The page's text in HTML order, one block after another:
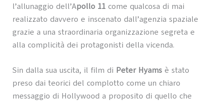
l’allunaggio dell’Apollo 11come qualcosa di mai
realizzato davvero e inscenato dall’agenzia spaziale
grazie a una straordinaria organizzazione segreta e
alla complicità dei protagonisti della vicenda.
Sin dalla sua uscita, il film di Peter Hyamsè stato
preso dai teorici del complotto come un chiaro
messaggio di Hollywood a proposito di quello che